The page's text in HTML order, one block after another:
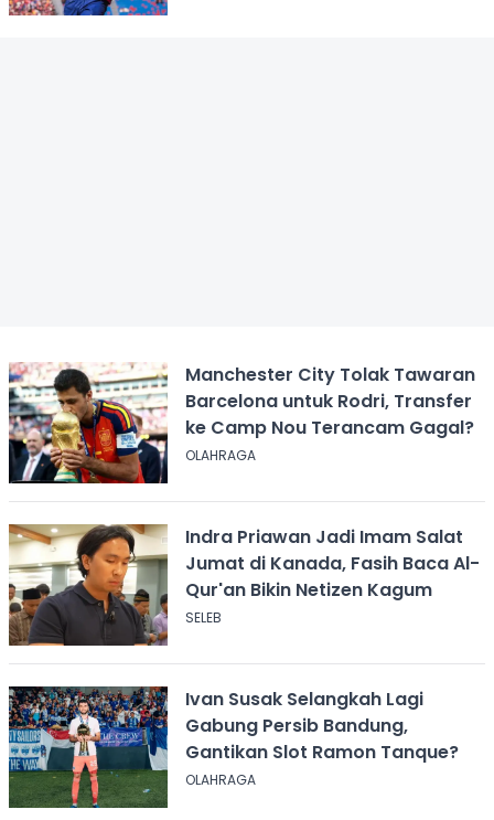
Manchester City Tolak Tawaran
Barcelona untuk Rodri, Transfer
ke Camp Nou Terancam Gagal?
OLAHRAGA
Indra Priawan Jadi Imam Salat
Jumat di Kanada, Fasih Baca Al-
Qur'an Bikin Netizen Kagum
SELEB
Ivan Susak Selangkah Lagi
Gabung Persib Bandung,
Gantikan Slot Ramon Tanque?
OLAHRAGA